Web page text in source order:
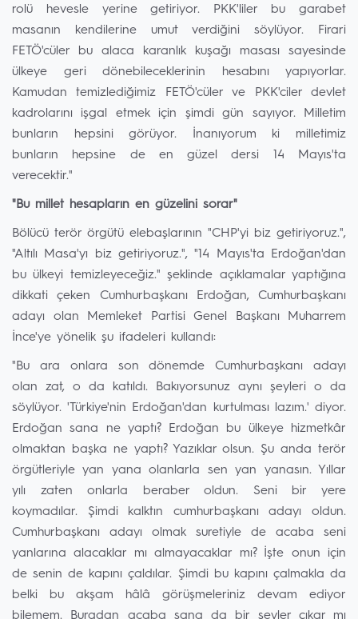
rolü hevesle yerine getiriyor. PKK'liler bu garabet
masanın kendilerine umut verdiğini söylüyor. Firari
FETÖ'cüler bu alaca karanlık kuşağı masası sayesinde
ülkeye geri dönebileceklerinin hesabını yapıyorlar.
Kamudan temizlediğimiz FETÖ'cüler ve PKK'ciler devlet
kadrolarını işgal etmek için şimdi gün sayıyor. Milletim
bunların hepsini görüyor. İnanıyorum ki milletimiz
bunların hepsine de en güzel dersi 14 Mayıs'ta
verecektir."
"Bu millet hesapların en güzelini sorar"
Bölücü terör örgütü elebaşlarının "CHP'yi biz getiriyoruz.",
"Altılı Masa'yı biz getiriyoruz.", "14 Mayıs'ta Erdoğan'dan
bu ülkeyi temizleyeceğiz." şeklinde açıklamalar yaptığına
dikkati çeken Cumhurbaşkanı Erdoğan, Cumhurbaşkanı
adayı olan Memleket Partisi Genel Başkanı Muharrem
İnce'ye yönelik şu ifadeleri kullandı:
"Bu ara onlara son dönemde Cumhurbaşkanı adayı
olan zat, o da katıldı. Bakıyorsunuz aynı şeyleri o da
söylüyor. 'Türkiye'nin Erdoğan'dan kurtulması lazım.' diyor.
Erdoğan sana ne yaptı? Erdoğan bu ülkeye hizmetkâr
olmaktan başka ne yaptı? Yazıklar olsun. Şu anda terör
örgütleriyle yan yana olanlarla sen yan yanasın. Yıllar
yılı zaten onlarla beraber oldun. Seni bir yere
koymadılar. Şimdi kalktın cumhurbaşkanı adayı oldun.
Cumhurbaşkanı adayı olmak suretiyle de acaba seni
yanlarına alacaklar mı almayacaklar mı? İşte onun için
de senin de kapını çaldılar. Şimdi bu kapını çalmakla da
belki bu akşam hâlâ görüşmeleriniz devam ediyor
bilemem. Buradan acaba sana da bir şeyler çıkar mı